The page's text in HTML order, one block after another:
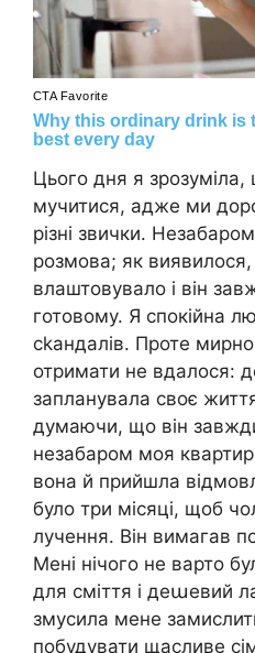
Цього дня я зрозуміла,
мучитися, адже ми
різні звички.
розмова; як виявилося,
влаштовувало і він
готовому. Я спокійна
сkандалів. Проте
отримати не вдалося:
запланувала своє
думаючи, що він
незабаром моя
вона й прийшла
було три місяці, щоб
лучення. Він вимагав
Мені нічого не варто
для сміття і деաевий
змусила мене
побудувати щасливе